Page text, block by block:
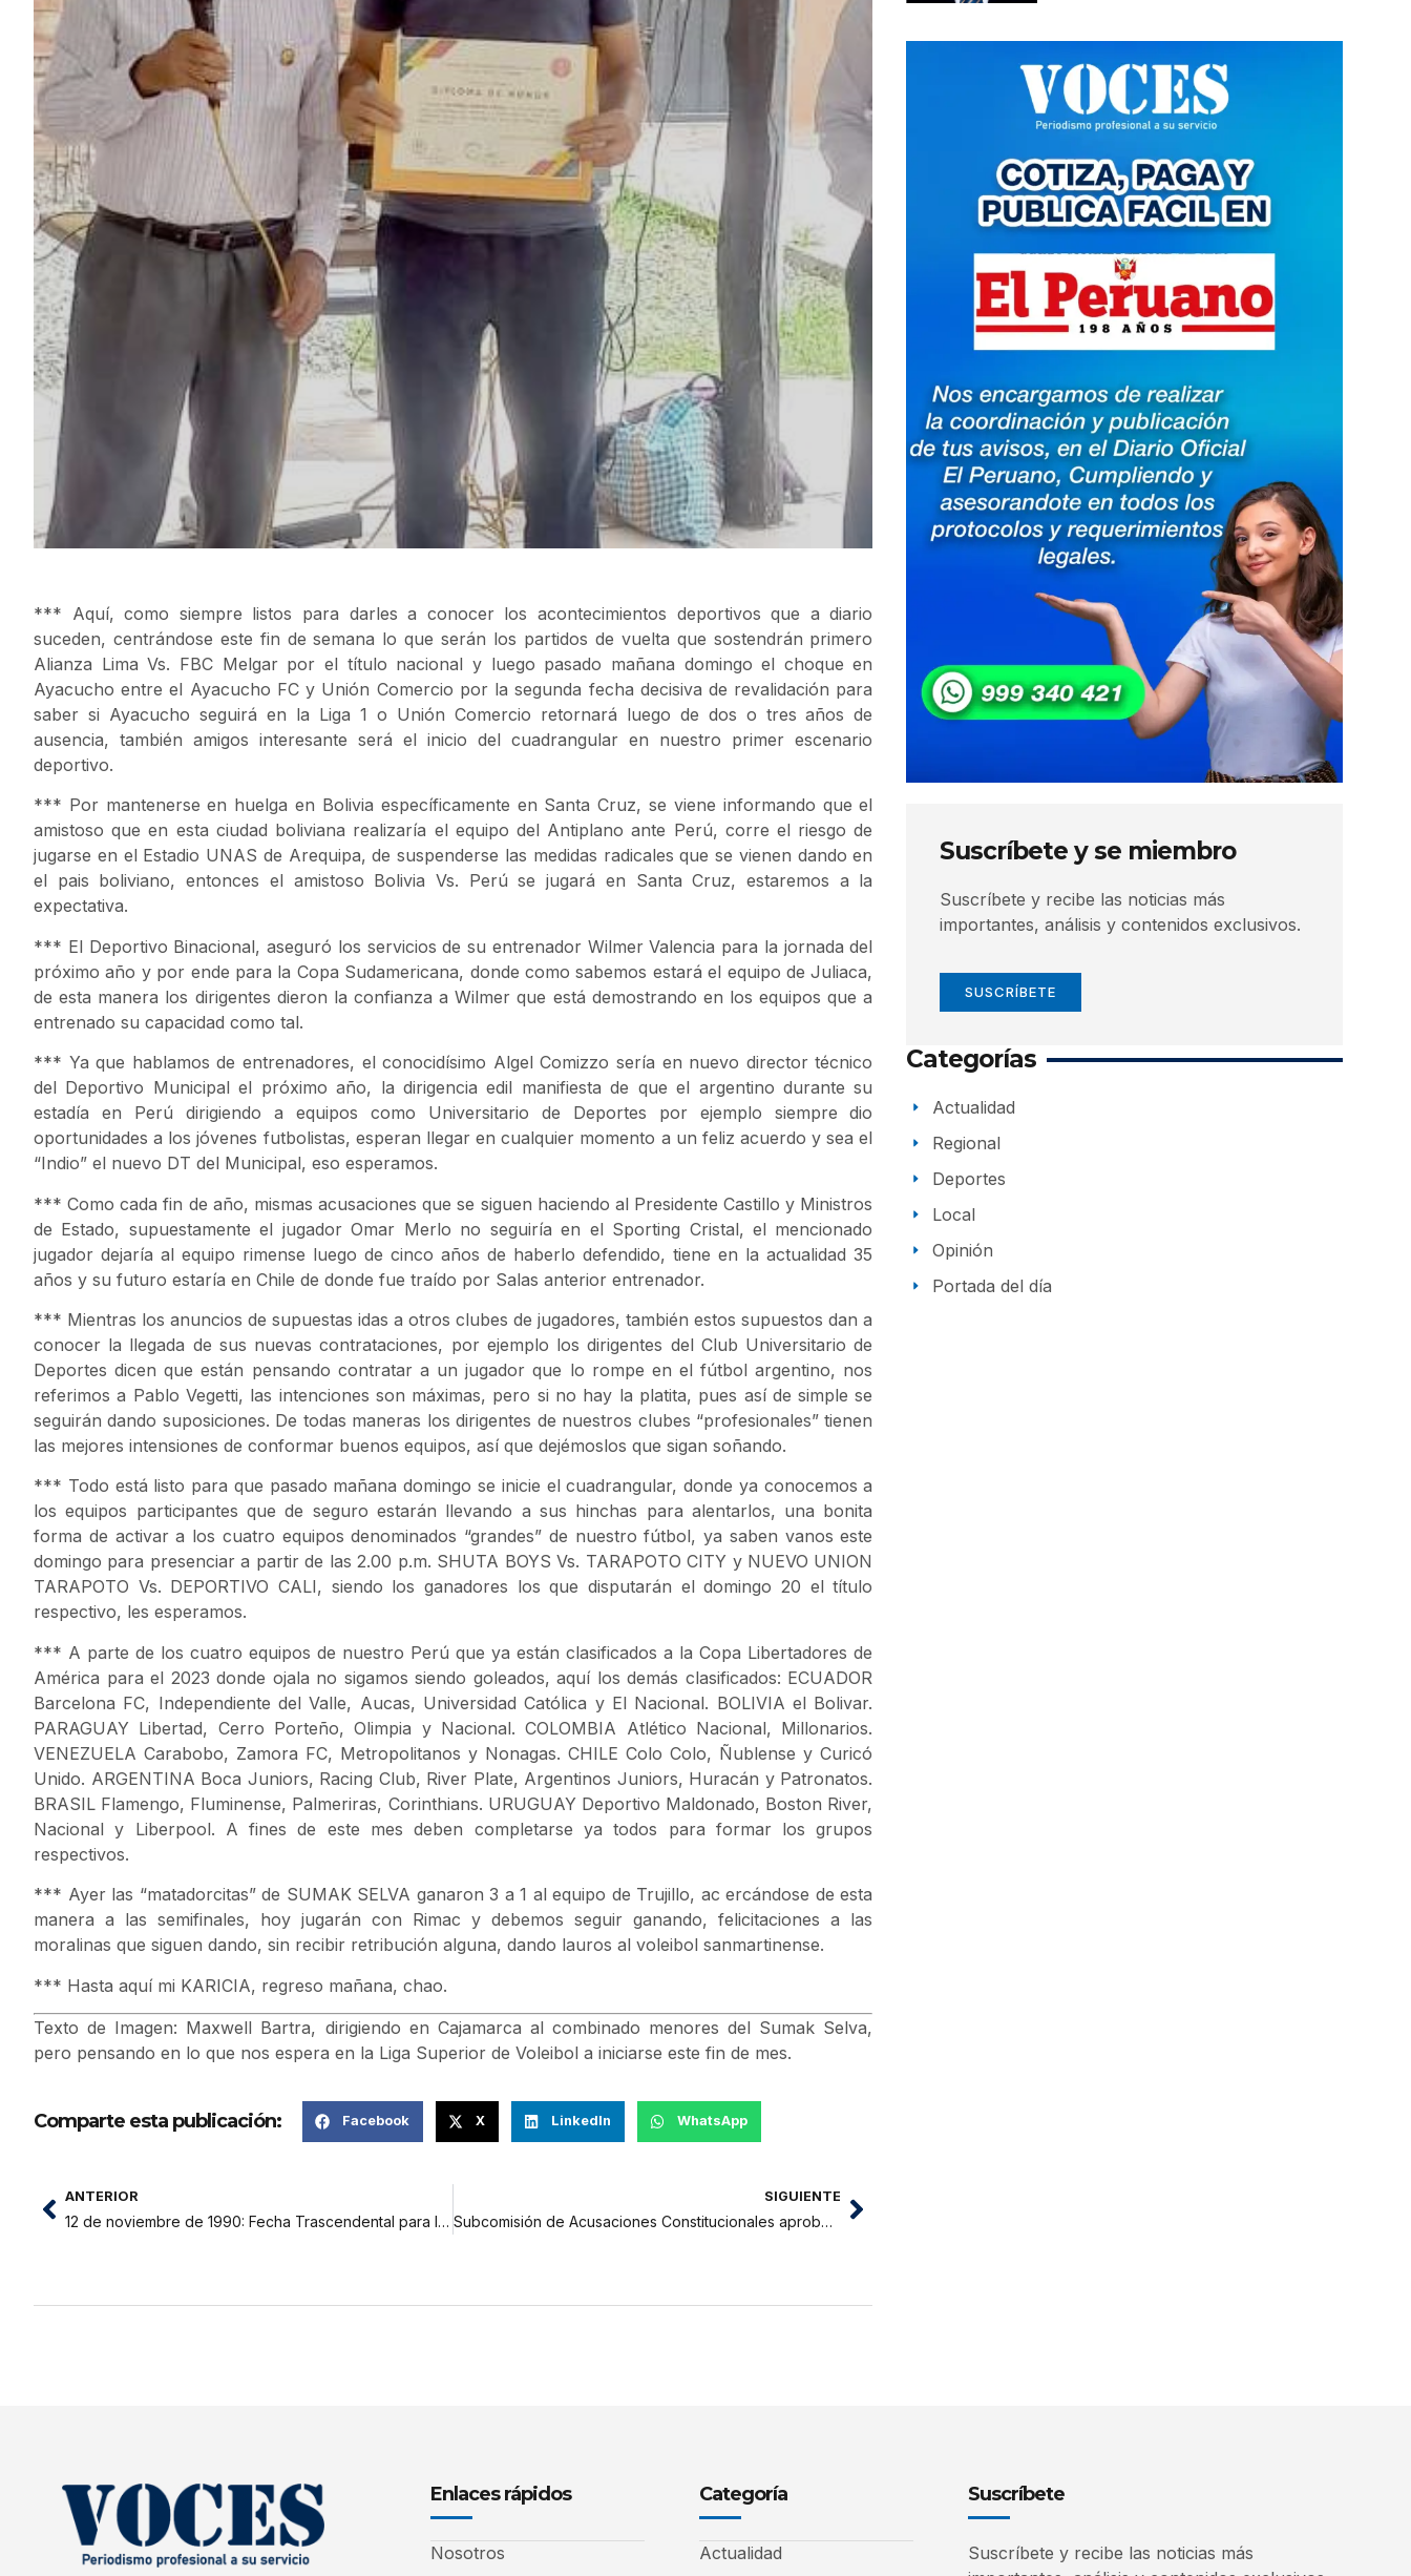
*** Aquí, como siempre listos para darles a conocer los acontecimientos deportivos que a diario
suceden, centrándose este fin de semana lo que serán los partidos de vuelta que sostendrán primero
Alianza Lima Vs. FBC Melgar por el título nacional y luego pasado mañana domingo el choque en
Ayacucho entre el Ayacucho FC y Unión Comercio por la segunda fecha decisiva de revalidación para
saber si Ayacucho seguirá en la Liga 1 o Unión Comercio retornará luego de dos o tres años de
ausencia, también amigos interesante será el inicio del cuadrangular en nuestro primer escenario
deportivo.
*** Por mantenerse en huelga en Bolivia específicamente en Santa Cruz, se viene informando que el
amistoso que en esta ciudad boliviana realizaría el equipo del Antiplano ante Perú, corre el riesgo de
jugarse en el Estadio UNAS de Arequipa, de suspenderse las medidas radicales que se vienen dando en
el pais boliviano, entonces el amistoso Bolivia Vs. Perú se jugará en Santa Cruz, estaremos a la
expectativa.
*** El Deportivo Binacional, aseguró los servicios de su entrenador Wilmer Valencia para la jornada del
próximo año y por ende para la Copa Sudamericana, donde como sabemos estará el equipo de Juliaca,
de esta manera los dirigentes dieron la confianza a Wilmer que está demostrando en los equipos que a
entrenado su capacidad como tal.
*** Ya que hablamos de entrenadores, el conocidísimo Algel Comizzo sería en nuevo director técnico
del Deportivo Municipal el próximo año, la dirigencia edil manifiesta de que el argentino durante su
estadía en Perú dirigiendo a equipos como Universitario de Deportes por ejemplo siempre dio
oportunidades a los jóvenes futbolistas, esperan llegar en cualquier momento a un feliz acuerdo y sea el
“Indio” el nuevo DT del Municipal, eso esperamos.
*** Como cada fin de año, mismas acusaciones que se siguen haciendo al Presidente Castillo y Ministros
de Estado, supuestamente el jugador Omar Merlo no seguiría en el Sporting Cristal, el mencionado
jugador dejaría al equipo rimense luego de cinco años de haberlo defendido, tiene en la actualidad 35
años y su futuro estaría en Chile de donde fue traído por Salas anterior entrenador.
*** Mientras los anuncios de supuestas idas a otros clubes de jugadores, también estos supuestos dan a
conocer la llegada de sus nuevas contrataciones, por ejemplo los dirigentes del Club Universitario de
Deportes dicen que están pensando contratar a un jugador que lo rompe en el fútbol argentino, nos
referimos a Pablo Vegetti, las intenciones son máximas, pero si no hay la platita, pues así de simple se
seguirán dando suposiciones. De todas maneras los dirigentes de nuestros clubes “profesionales” tienen
las mejores intensiones de conformar buenos equipos, así que dejémoslos que sigan soñando.
*** Todo está listo para que pasado mañana domingo se inicie el cuadrangular, donde ya conocemos a
los equipos participantes que de seguro estarán llevando a sus hinchas para alentarlos, una bonita
forma de activar a los cuatro equipos denominados “grandes” de nuestro fútbol, ya saben vanos este
domingo para presenciar a partir de las 2.00 p.m. SHUTA BOYS Vs. TARAPOTO CITY y NUEVO UNION
TARAPOTO Vs. DEPORTIVO CALI, siendo los ganadores los que disputarán el domingo 20 el título
respectivo, les esperamos.
*** A parte de los cuatro equipos de nuestro Perú que ya están clasificados a la Copa Libertadores de
América para el 2023 donde ojala no sigamos siendo goleados, aquí los demás clasificados: ECUADOR
Barcelona FC, Independiente del Valle, Aucas, Universidad Católica y El Nacional. BOLIVIA el Bolivar.
PARAGUAY Libertad, Cerro Porteño, Olimpia y Nacional. COLOMBIA Atlético Nacional, Millonarios.
VENEZUELA Carabobo, Zamora FC, Metropolitanos y Nonagas. CHILE Colo Colo, Ñublense y Curicó
Unido. ARGENTINA Boca Juniors, Racing Club, River Plate, Argentinos Juniors, Huracán y Patronatos.
BRASIL Flamengo, Fluminense, Palmeriras, Corinthians. URUGUAY Deportivo Maldonado, Boston River,
Nacional y Liberpool. A fines de este mes deben completarse ya todos para formar los grupos
respectivos.
*** Ayer las “matadorcitas” de SUMAK SELVA ganaron 3 a 1 al equipo de Trujillo, ac ercándose de esta
manera a las semifinales, hoy jugarán con Rimac y debemos seguir ganando, felicitaciones a las
moralinas que siguen dando, sin recibir retribución alguna, dando lauros al voleibol sanmartinense.
*** Hasta aquí mi KARICIA, regreso mañana, chao.
Texto de Imagen: Maxwell Bartra, dirigiendo en Cajamarca al combinado menores del Sumak Selva,
pero pensando en lo que nos espera en la Liga Superior de Voleibol a iniciarse este fin de mes.
Comparte esta publicación: Facebook X LinkedIn WhatsApp
ANTERIOR
12 de noviembre de 1990: Fecha Trascendental para la Humanidad
SIGUIENTE
Subcomisión de Acusaciones Constitucionales aprobó informe final contra Pedro Castillo por presunta traición a la Patria
Suscríbete y se miembro
Suscríbete y recibe las noticias más
importantes, análisis y contenidos exclusivos.
SUSCRÍBETE
Categorías
Actualidad
Regional
Deportes
Local
Opinión
Portada del día
Enlaces rápidos
Nosotros
Categoría
Actualidad
Suscríbete
Suscríbete y recibe las noticias más